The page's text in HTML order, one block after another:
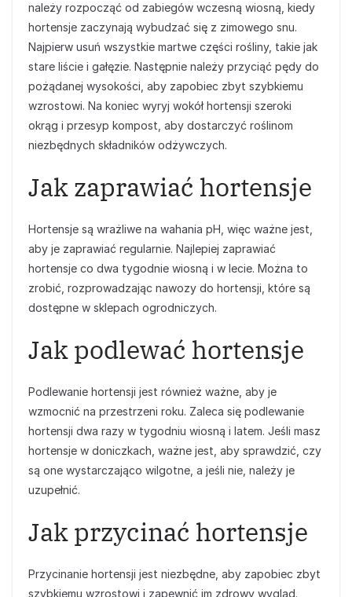
należy rozpocząć od zabiegów wczesną wiosną, kiedy
hortensje zaczynają wybudzać się z zimowego snu.
Najpierw usuń wszystkie martwe części rośliny, takie jak
stare liście i gałęzie. Następnie należy przyciąć pędy do
pożądanej wysokości, aby zapobiec zbyt szybkiemu
wzrostowi. Na koniec wyryj wokół hortensji szeroki
okrąg i przesyp kompost, aby dostarczyć roślinom
niezbędnych składników odżywczych.
Jak zaprawiać hortensje
Hortensje są wrażliwe na wahania pH, więc ważne jest,
aby je zaprawiać regularnie. Najlepiej zaprawiać
hortensje co dwa tygodnie wiosną i w lecie. Można to
zrobić, rozprowadzając nawozy do hortensji, które są
dostępne w sklepach ogrodniczych.
Jak podlewać hortensje
Podlewanie hortensji jest również ważne, aby je
wzmocnić na przestrzeni roku. Zaleca się podlewanie
hortensji dwa razy w tygodniu wiosną i latem. Jeśli masz
hortensje w doniczkach, ważne jest, aby sprawdzić, czy
są one wystarczająco wilgotne, a jeśli nie, należy je
uzupełnić.
Jak przycinać hortensje
Przycinanie hortensji jest niezbędne, aby zapobiec zbyt
szybkiemu wzrostowi i zapewnić im zdrowy wygląd.